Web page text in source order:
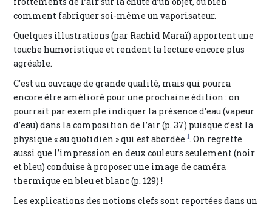
comment fabriquer soi-même un vaporisateur.
Quelques illustrations (par Rachid Maraï) apportent une
touche humoristique et rendent la lecture encore plus
agréable.
C’est un ouvrage de grande qualité, mais qui pourra
encore être amélioré pour une prochaine édition : on
pourrait par exemple indiquer la présence d’eau (vapeur
d’eau) dans la composition de l’air (p. 37) puisque c’est la
physique « au quotidien » qui est abordée 1. On regrette
aussi que l’impression en deux couleurs seulement (noir
et bleu) conduise à proposer une image de caméra
thermique en bleu et blanc (p. 129) !
Les explications des notions clefs sont reportées dans un